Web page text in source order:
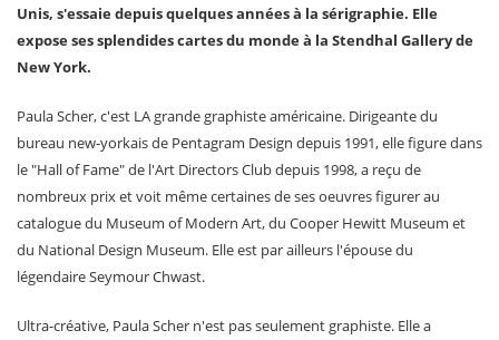
Unis, s'essaie depuis quelques années à la sérigraphie. Elle
expose ses splendides cartes du monde à la Stendhal Gallery de
New York.
Paula Scher, c'est LA grande graphiste américaine. Dirigeante du
bureau new-yorkais de Pentagram Design depuis 1991, elle figure dans
le "Hall of Fame" de l'Art Directors Club depuis 1998, a reçu de
nombreux prix et voit même certaines de ses oeuvres figurer au
catalogue du Museum of Modern Art, du Cooper Hewitt Museum et
du National Design Museum. Elle est par ailleurs l'épouse du
légendaire Seymour Chwast.
Ultra-créative, Paula Scher n'est pas seulement graphiste. Elle a